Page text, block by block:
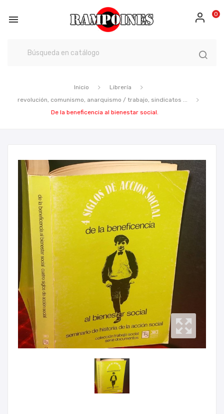
 0
Inicio
Librería
revolución, comunismo, anarquismo / trabajo, sindicatos ...
De la beneficencia al bienestar social.